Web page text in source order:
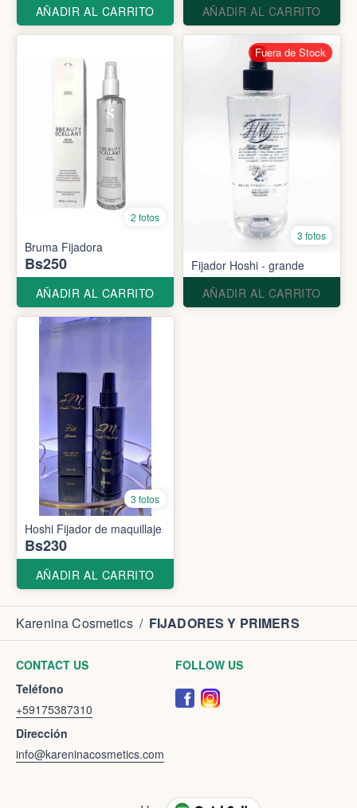
AÑADIR AL CARRITO
AÑADIR AL CARRITO
2 fotos
Bruma Fijadora
Bs250
AÑADIR AL CARRITO
3 fotos
Fijador Hoshi - grande
AÑADIR AL CARRITO
Fuera de Stock
3 fotos
Hoshi Fijador de maquillaje
Bs230
AÑADIR AL CARRITO
Karenina Cosmetics / FIJADORES Y PRIMERS
CONTACT US
Teléfono
+59175387310
Dirección
info@kareninacosmetics.com
FOLLOW US